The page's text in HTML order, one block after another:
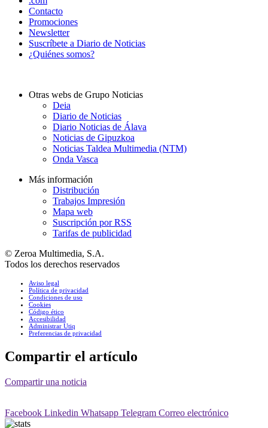
Contacto
Promociones
Newsletter
Suscríbete a Diario de Noticias
¿Quiénes somos?
Otras webs de Grupo Noticias
Deia
Diario de Noticias
Diario Noticias de Álava
Noticias de Gipuzkoa
Noticias Taldea Multimedia (NTM)
Onda Vasca
Más información
Distribución
Trabajos Impresión
Mapa web
Suscripción por RSS
Tarifas de publicidad
© Zeroa Multimedia, S.A.
Todos los derechos reservados
Aviso legal
Política de privacidad
Condiciones de uso
Cookies
Código ético
Accesibilidad
Administrar Utiq
Preferencias de privacidad
Compartir el artículo
Compartir una noticia
Facebook Linkedin Whatsapp Telegram Correo electrónico